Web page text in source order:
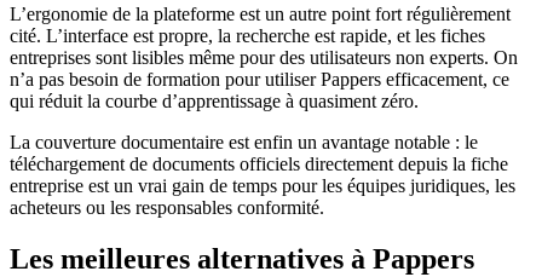
L’ergonomie de la plateforme est un autre point fort régulièrement
cité. L’interface est propre, la recherche est rapide, et les fiches
entreprises sont lisibles même pour des utilisateurs non experts. On
n’a pas besoin de formation pour utiliser Pappers efficacement, ce
qui réduit la courbe d’apprentissage à quasiment zéro.
La couverture documentaire est enfin un avantage notable : le
téléchargement de documents officiels directement depuis la fiche
entreprise est un vrai gain de temps pour les équipes juridiques, les
acheteurs ou les responsables conformité.
Les meilleures alternatives à Pappers